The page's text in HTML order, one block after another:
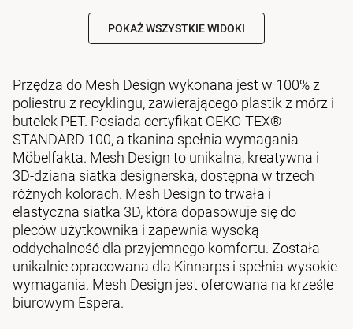
POKAŻ WSZYSTKIE WIDOKI
Przędza do Mesh Design wykonana jest w 100% z
poliestru z recyklingu, zawierającego plastik z mórz i
butelek PET. Posiada certyfikat OEKO-TEX®
STANDARD 100, a tkanina spełnia wymagania
Möbelfakta. Mesh Design to unikalna, kreatywna i
3D-dziana siatka designerska, dostępna w trzech
różnych kolorach. Mesh Design to trwała i
elastyczna siatka 3D, która dopasowuje się do
pleców użytkownika i zapewnia wysoką
oddychalność dla przyjemnego komfortu. Została
unikalnie opracowana dla Kinnarps i spełnia wysokie
wymagania. Mesh Design jest oferowana na krześle
biurowym Espera.